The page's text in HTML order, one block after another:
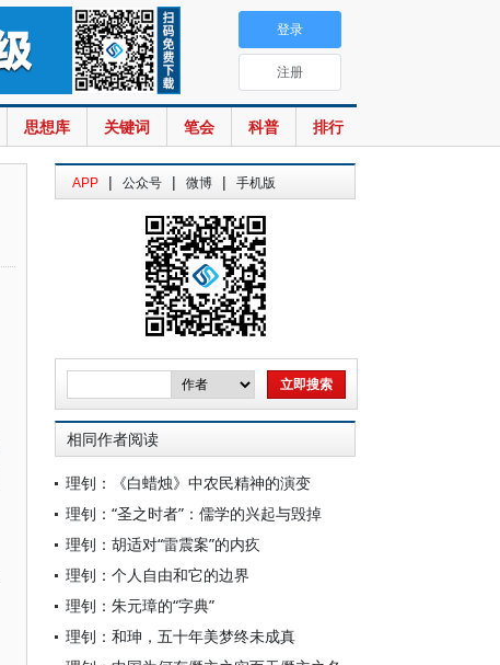
思想库 关键词 笔会 科普 排行
登录
注册
APP | 公众号 | 微博 | 手机版
相同作者阅读
理钊：《白蜡烛》中农民精神的演变
理钊：“圣之时者”：儒学的兴起与毁掉
理钊：胡适对“雷震案”的内疚
理钊：个人自由和它的边界
理钊：朱元璋的“字典”
理钊：和珅，五十年美梦终未成真